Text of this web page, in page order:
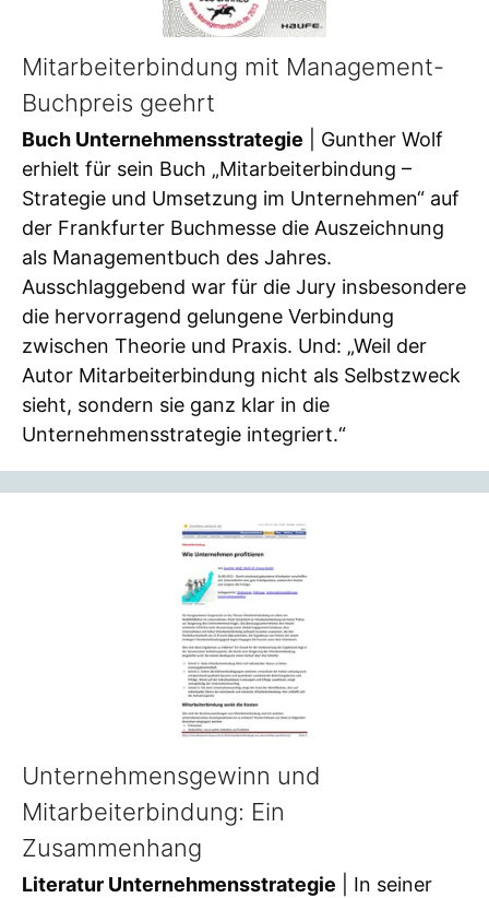
Mitarbeiterbindung mit Management-
Buchpreis geehrt
Buch Unternehmensstrategie | Gunther Wolf
erhielt für sein Buch „Mitarbeiterbindung –
Strategie und Umsetzung im Unternehmen“ auf
der Frankfurter Buchmesse die Auszeichnung
als Managementbuch des Jahres.
Ausschlaggebend war für die Jury insbesondere
die hervorragend gelungene Verbindung
zwischen Theorie und Praxis. Und: „Weil der
Autor Mitarbeiterbindung nicht als Selbstzweck
sieht, sondern sie ganz klar in die
Unternehmensstrategie integriert.“
Unternehmensgewinn und
Mitarbeiterbindung: Ein
Zusammenhang
Literatur Unternehmensstrategie | In seiner